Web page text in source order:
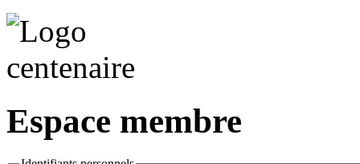
Espace membre